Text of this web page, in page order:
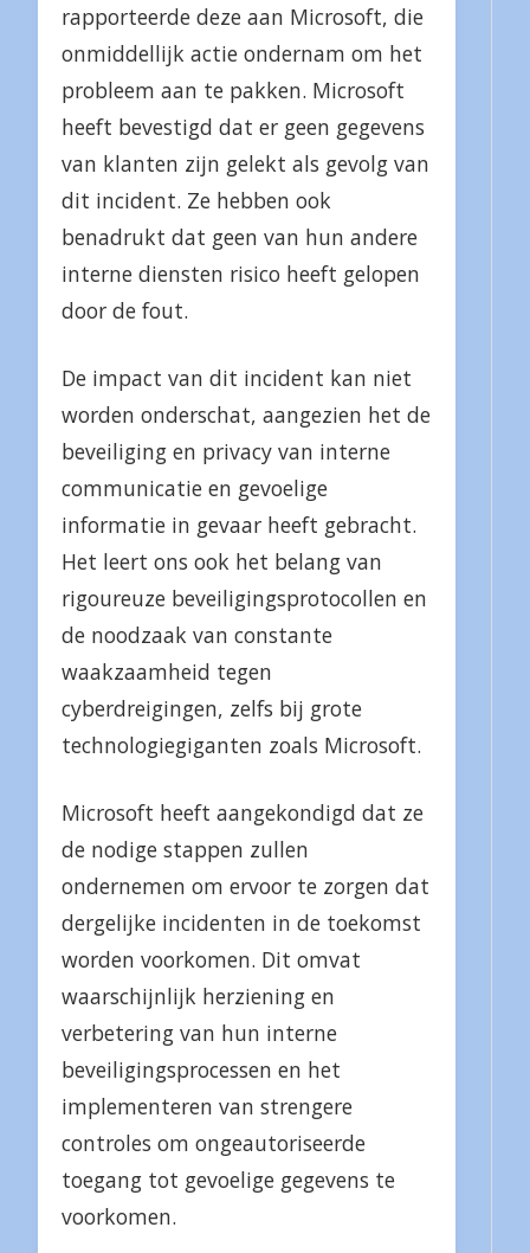
rapporteerde deze aan Microsoft, die
onmiddellijk actie ondernam om het
probleem aan te pakken. Microsoft
heeft bevestigd dat er geen gegevens
van klanten zijn gelekt als gevolg van
dit incident. Ze hebben ook
benadrukt dat geen van hun andere
interne diensten risico heeft gelopen
door de fout.
De impact van dit incident kan niet
worden onderschat, aangezien het de
beveiliging en privacy van interne
communicatie en gevoelige
informatie in gevaar heeft gebracht.
Het leert ons ook het belang van
rigoureuze beveiligingsprotocollen en
de noodzaak van constante
waakzaamheid tegen
cyberdreigingen, zelfs bij grote
technologiegiganten zoals Microsoft.
Microsoft heeft aangekondigd dat ze
de nodige stappen zullen
ondernemen om ervoor te zorgen dat
dergelijke incidenten in de toekomst
worden voorkomen. Dit omvat
waarschijnlijk herziening en
verbetering van hun interne
beveiligingsprocessen en het
implementeren van strengere
controles om ongeautoriseerde
toegang tot gevoelige gegevens te
voorkomen.